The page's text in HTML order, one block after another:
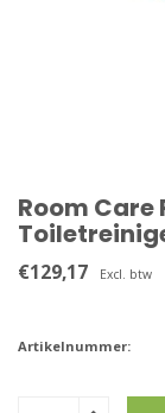
Room Care
€129,17 Excl. btw
Artikelnummer: